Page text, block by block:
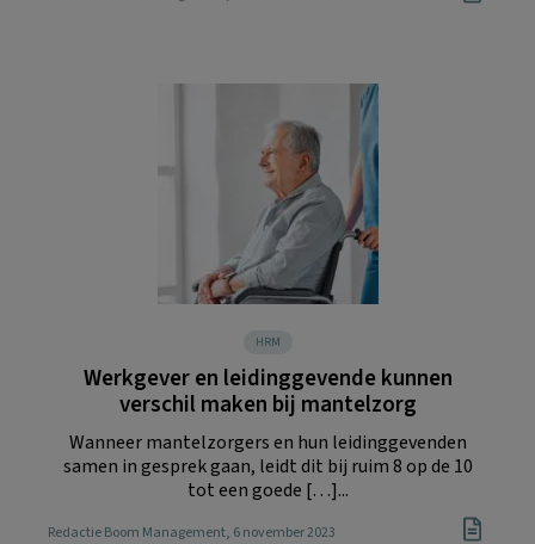
HRM
Werkgever en leidinggevende kunnen
verschil maken bij mantelzorg
Wanneer mantelzorgers en hun leidinggevenden
samen in gesprek gaan, leidt dit bij ruim 8 op de 10
tot een goede […]...
Redactie Boom Management, 6 november 2023